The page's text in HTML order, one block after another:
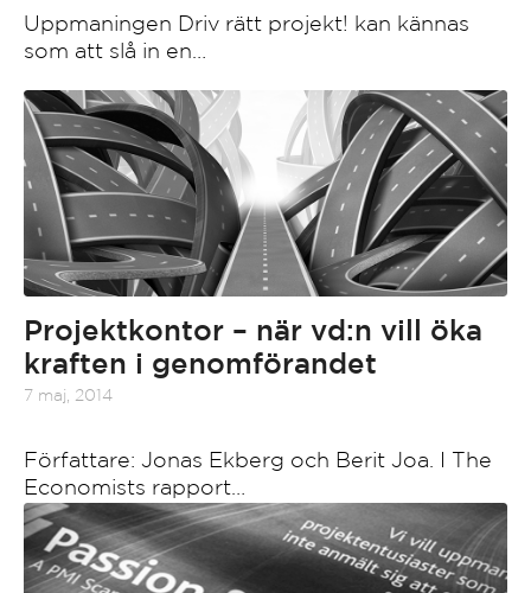
Uppmaningen Driv rätt projekt! kan kännas
som att slå in en…
Projektkontor – när vd:n vill öka
kraften i genomförandet
7 maj, 2014
Författare: Jonas Ekberg och Berit Joa. I The
Economists rapport…